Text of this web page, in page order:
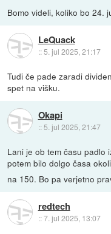
Bomo videli, koliko bo 24.
LeQuack
::5. jul 2025, 21:17
Tudi če pade zaradi
spet na višku.
Okapi
:: 5. jul 2025, 21:47
Lani je ob tem času padlo
potem bilo dolgo časa
na 150. Bo pa verjetno
redtech
::7. jul 2025, 13:07